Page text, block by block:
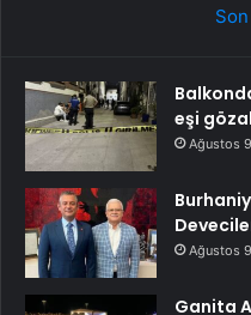
eşi
Ağustos
Ağustos
Ganita